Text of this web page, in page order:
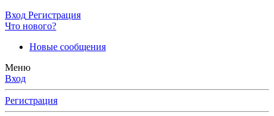
Вход Регистрация
Что нового?
Новые сообщения
Меню
Вход
Регистрация